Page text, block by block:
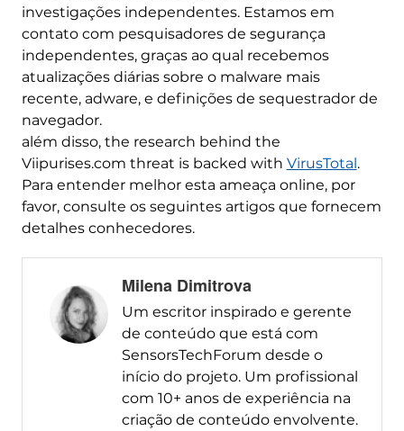
investigações independentes. Estamos em
contato com pesquisadores de segurança
independentes, graças ao qual recebemos
atualizações diárias sobre o malware mais
recente, adware, e definições de sequestrador de
navegador.
além disso, the research behind the
Viipurises.com threat is backed with VirusTotal.
Para entender melhor esta ameaça online, por
favor, consulte os seguintes artigos que fornecem
detalhes conhecedores.
Milena Dimitrova
Um escritor inspirado e gerente
de conteúdo que está com
SensorsTechForum desde o
início do projeto. Um profissional
com 10+ anos de experiência na
criação de conteúdo envolvente.